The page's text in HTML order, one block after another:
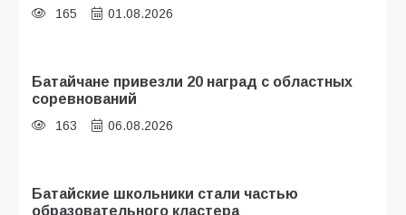
165 01.08.2026
Батайчане привезли 20 наград с областных
соревнований
163 06.08.2026
Батайские школьники стали частью
образовательного кластера